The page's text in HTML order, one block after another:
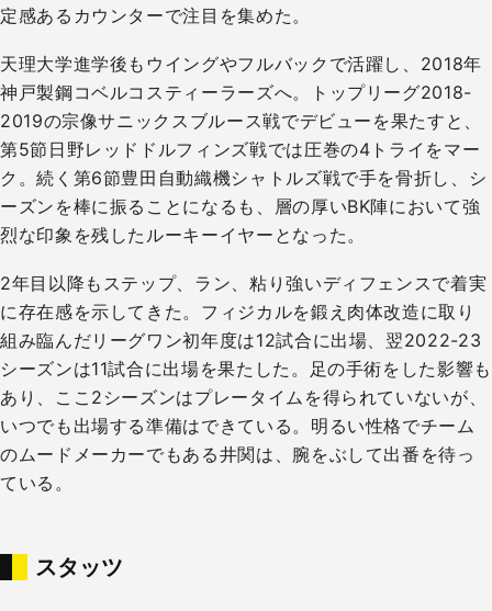
定感あるカウンターで注目を集めた。
天理大学進学後もウイングやフルバックで活躍し、2018年
神戸製鋼コベルコスティーラーズへ。トップリーグ2018-
2019の宗像サニックスブルース戦でデビューを果たすと、
第5節日野レッドドルフィンズ戦では圧巻の4トライをマー
ク。続く第6節豊田自動織機シャトルズ戦で手を骨折し、シ
ーズンを棒に振ることになるも、層の厚いBK陣において強
烈な印象を残したルーキーイヤーとなった。
2年目以降もステップ、ラン、粘り強いディフェンスで着実
に存在感を示してきた。フィジカルを鍛え肉体改造に取り
組み臨んだリーグワン初年度は12試合に出場、翌2022-23
シーズンは11試合に出場を果たした。足の手術をした影響も
あり、ここ2シーズンはプレータイムを得られていないが、
いつでも出場する準備はできている。明るい性格でチーム
のムードメーカーでもある井関は、腕をぶして出番を待っ
ている。
スタッツ